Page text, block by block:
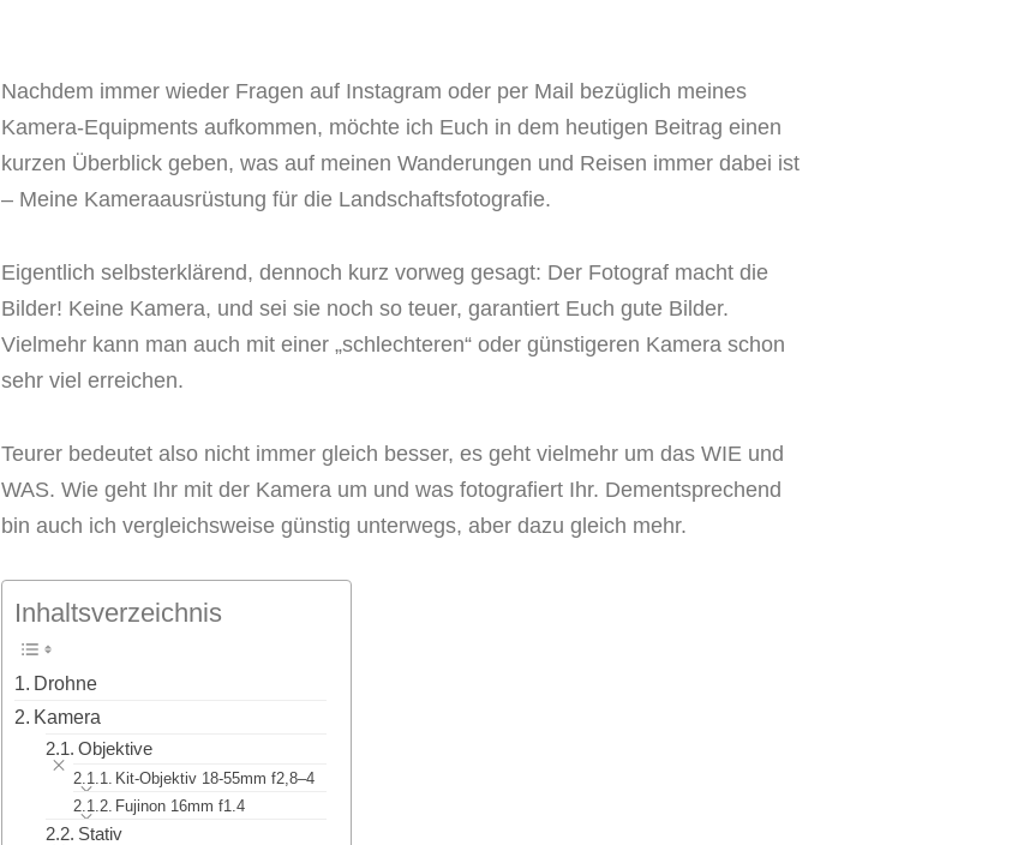
Nachdem immer wieder Fragen auf Instagram oder per Mail bezüglich meines
Kamera-Equipments aufkommen, möchte ich Euch in dem heutigen Beitrag einen
kurzen Überblick geben, was auf meinen Wanderungen und Reisen immer dabei ist
– Meine Kameraausrüstung für die Landschaftsfotografie.
Eigentlich selbsterklärend, dennoch kurz vorweg gesagt: Der Fotograf macht die
Bilder! Keine Kamera, und sei sie noch so teuer, garantiert Euch gute Bilder.
Vielmehr kann man auch mit einer „schlechteren“ oder günstigeren Kamera schon
sehr viel erreichen.
Teurer bedeutet also nicht immer gleich besser, es geht vielmehr um das WIE und
WAS. Wie geht Ihr mit der Kamera um und was fotografiert Ihr. Dementsprechend
bin auch ich vergleichsweise günstig unterwegs, aber dazu gleich mehr.
Inhaltsverzeichnis
Drohne
Kamera
Objektive
Kit-Objektiv 18-55mm f2,8–4
Fujinon 16mm f1.4
Stativ